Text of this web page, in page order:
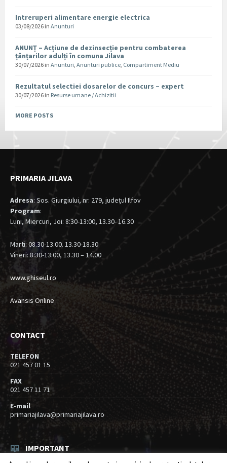
Intreruperi alimentare energie electrica
03/08/2026 in Anunturi
ANUNȚ – Acțiune de dezinsecție pentru combaterea
țânțarilor adulți în comuna Jilava
30/07/2026 in Anunturi, Anunturi publice, Compartiment Mediu
Rezultatul selectiei dosarelor de concurs – expert
30/07/2026 in Resurse umane / Achizitii
MORE POSTS
PRIMARIA JILAVA
Adresa: Sos. Giurgiului, nr. 279, judeţul Ilfov
Program:
Luni, Miercuri, Joi: 8:30-13:00, 13.30- 16.30
Marti: 08.30-13.00. 13.30-18.30
Vineri: 8:30-13:00, 13.30 – 14.00
www.ghiseul.ro
Avansis Online
CONTACT
TELEFON
021 457 01 15
FAX
021 457 11 71
E-mail
primariajilava@primariajilava.ro
IMPORTANT